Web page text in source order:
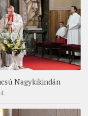
Nagykikindán